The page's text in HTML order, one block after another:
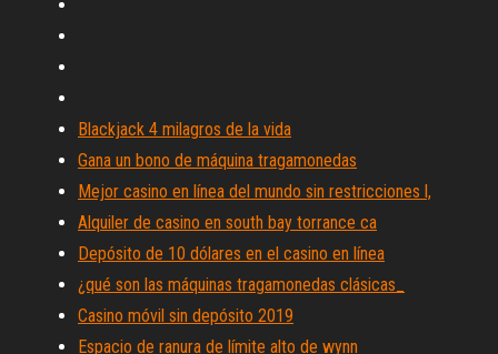
Blackjack 4 milagros de la vida
Gana un bono de máquina tragamonedas
Mejor casino en línea del mundo sin restricciones l,
Alquiler de casino en south bay torrance ca
Depósito de 10 dólares en el casino en línea
¿qué son las máquinas tragamonedas clásicas_
Casino móvil sin depósito 2019
Espacio de ranura de límite alto de wynn